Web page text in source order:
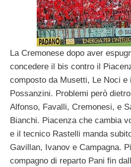
La Cremonese dopo aver
concedere il bis contro il
composto da Musetti, Le Noci e
Possanzini. Problemi però
Alfonso, Favalli, Cremonesi, e
Bianchi. Piacenza che cambia
e il tecnico Rastelli manda
Gavillan, Ivanov e Campagna.
compagno di reparto Pani fin